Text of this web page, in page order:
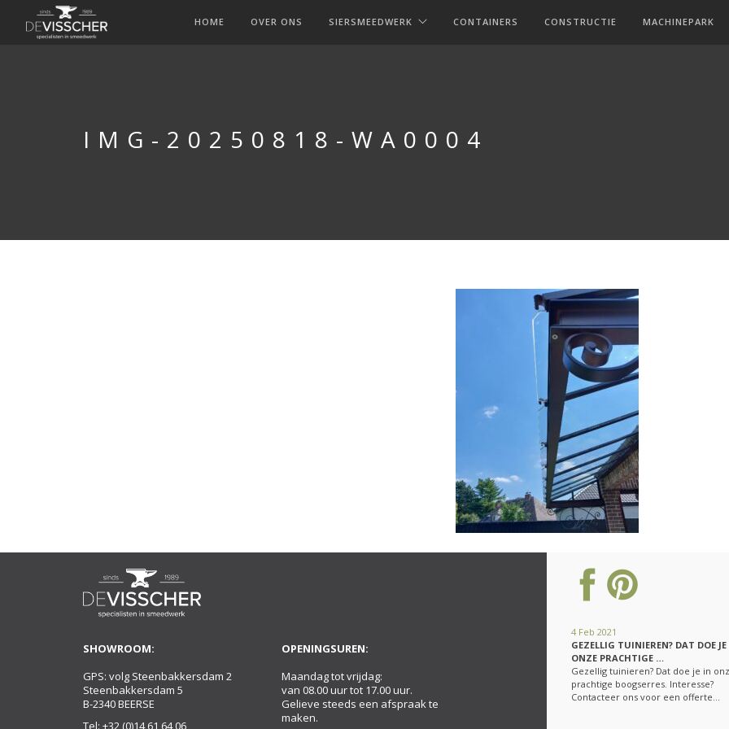
HOME OVER ONS SIERSMEEDWERK CONTAINERS CONSTRUCTIE MACHINEPARK
IMG-20250818-WA0004
SHOWROOM:
GPS: volg Steenbakkersdam 2
Steenbakkersdam 5
B-2340 BEERSE
Tel: +32 (0)14 61 64 06
OPENINGSUREN:
Maandag tot vrijdag:
van 08.00 uur tot 17.00 uur.
Gelieve steeds een afspraak te
maken.
4 Feb 2021
GEZELLIG TUINIEREN? DAT DOE
ONZE PRACHTIGE …
Gezellig tuinieren? Dat doe je in
prachtige boogserres. Interesse?
Contacteer ons voor een offerte…